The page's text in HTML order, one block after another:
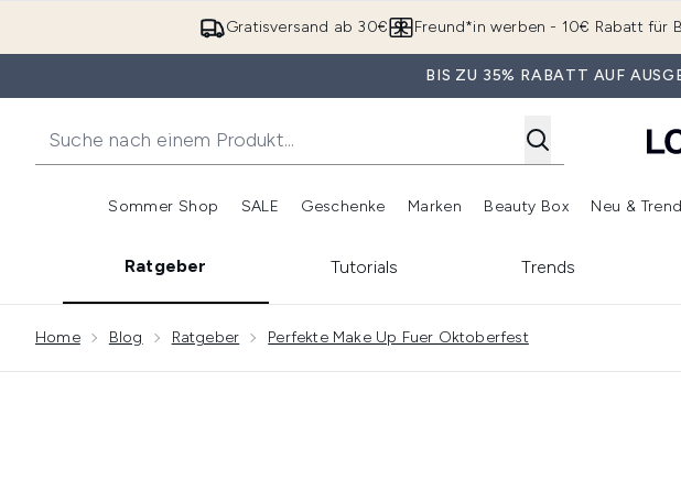
Gratisversand ab 30€ Freund*in werben - 10€ Rabatt für
BIS ZU 35% RABATT AUF
Sommer Shop
Untermenü Anmelden (Sommer Shop)
SALE
Untermenü Anmelden (SALE)
Geschenke
Untermenü Anmelden (Geschenke)
Marken
Untermenü
Beauty Box Neu &
Ratgeber Tutorials Trends
Home Blog Ratgeber Perfekte Make Up Fuer Oktoberfest